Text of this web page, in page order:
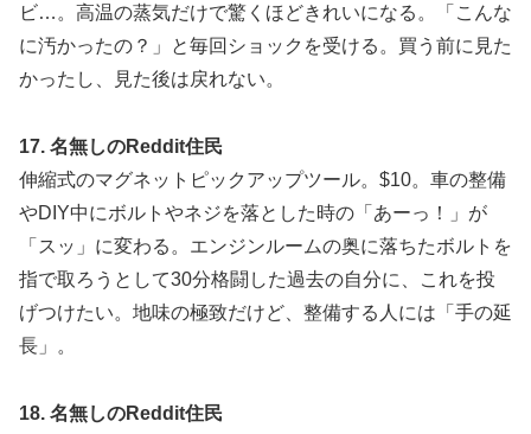
ビ…。高温の蒸気だけで驚くほどきれいになる。「こんな
に汚かったの？」と毎回ショックを受ける。買う前に見た
かったし、見た後は戻れない。
17. 名無しのReddit住民
伸縮式のマグネットピックアップツール。$10。車の整備
やDIY中にボルトやネジを落とした時の「あーっ！」が
「スッ」に変わる。エンジンルームの奥に落ちたボルトを
指で取ろうとして30分格闘した過去の自分に、これを投
げつけたい。地味の極致だけど、整備する人には「手の延
長」。
18. 名無しのReddit住民